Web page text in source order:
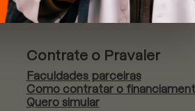
Contrate o Pravaler
Faculdades parceiras
Como contratar o
Quero simular